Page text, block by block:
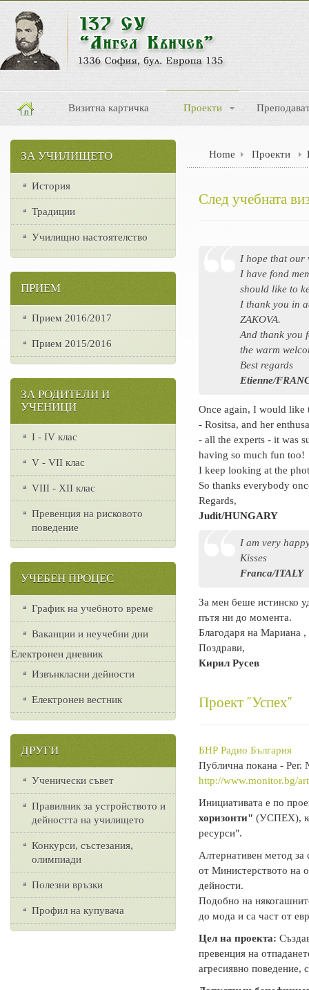
Визитна картичка Проекти
Home Проекти
След учебната
I hope that our
I have fond
should like to
I thank you in
ZAKOVA.
And thank you
the warm
Best regards
Etienne/
Once again, I would
- Rositsa, and her
- all the experts - it was
having so much fun too!
I keep looking at the
So thanks everybody
Regards,
Judit/HUNGARY
I am very
Kisses
Franca/ITALY
За мен беше истинско
пътя ни до момента.
Благодаря на Мариана
Поздрави,
Кирил Русев
Проект "Успех"
БНР Радио България
Публична покана -
http://www.monitor.bg/
Инициативата е по
хоризонти" (УСПЕХ),
ресурси".
Алтернативен метод
от Министерството на
дейности.
Подобно на
до мода и са част от
Цел на проекта:
превенция на
агресиявно поведение,
ЗА УЧИЛИЩЕТО
История
Традиции
Училищно настоятелство
ПРИЕМ
Прием 2016/2017
Прием 2015/2016
ЗА РОДИТЕЛИ И
УЧЕНИЦИ
I - IV клас
V - VII клас
VІІІ - ХІІ клас
Превенция на рисковото
поведение
УЧЕБЕН ПРОЦЕС
График на учебното време
Ваканции и неучебни дни
Електронен дневник
Извънкласни дейности
Електронен вестник
ДРУГИ
Ученически съвет
Правилник за устройството и
дейността на училището
Конкурси, състезания,
олимпиади
Полезни връзки
Профил на купувача